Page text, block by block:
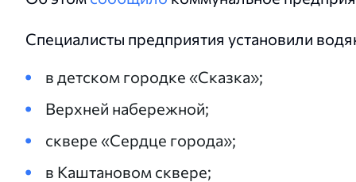
Специалисты предприятия установили
в детском городке «Сказка»;
Верхней набережной;
сквере «Сердце города»;
в Каштановом сквере;